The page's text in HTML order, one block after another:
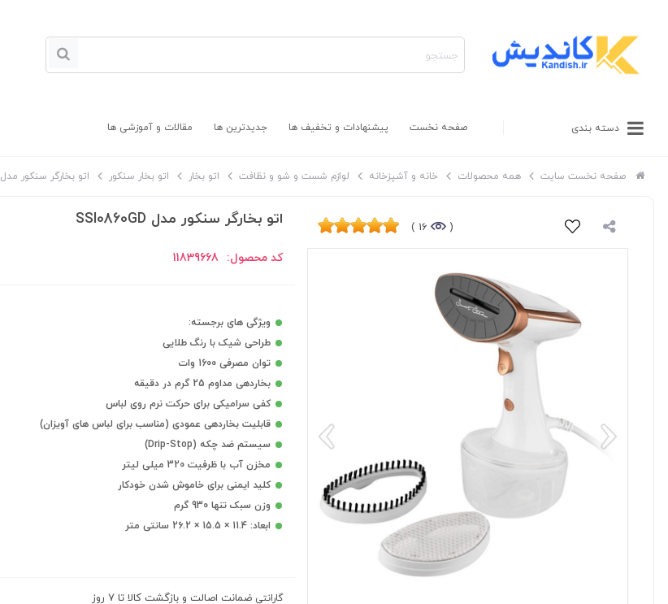
دسته بندی صفحه نخست پیشنهادات و تخفیف ها جدیدترین ها مقالات و آموزشی ها
صفحه نخست سایت همه محصولات خانه و آشپزخانه لوازم شست و شو و نظافت اتو بخار اتو بخار سنکور اتو بخارگر سنکور مدل SSI0860GD
(
16 ) اتو بخارگر سنکور مدل SSI0860GD
کد محصول: 11839668
ویژگی های برجسته:
طراحی شیک با رنگ طلایی
توان مصرفی 1600 وات
بخاردهی مداوم 25 گرم در دقیقه
کفی سرامیکی برای حرکت نرم روی لباس
قابلیت بخاردهی عمودی (مناسب برای لباس های آویزان)
سیستم ضد چکه (Drip-Stop)
مخزن آب با ظرفیت 320 میلی لیتر
کلید ایمنی برای خاموش شدن خودکار
وزن سبک تنها 930 گرم
ابعاد: 11.4 × 15.5 × 26.2 سانتی متر
گارانتی ضمانت اصالت و بازگشت کالا تا 7 روز